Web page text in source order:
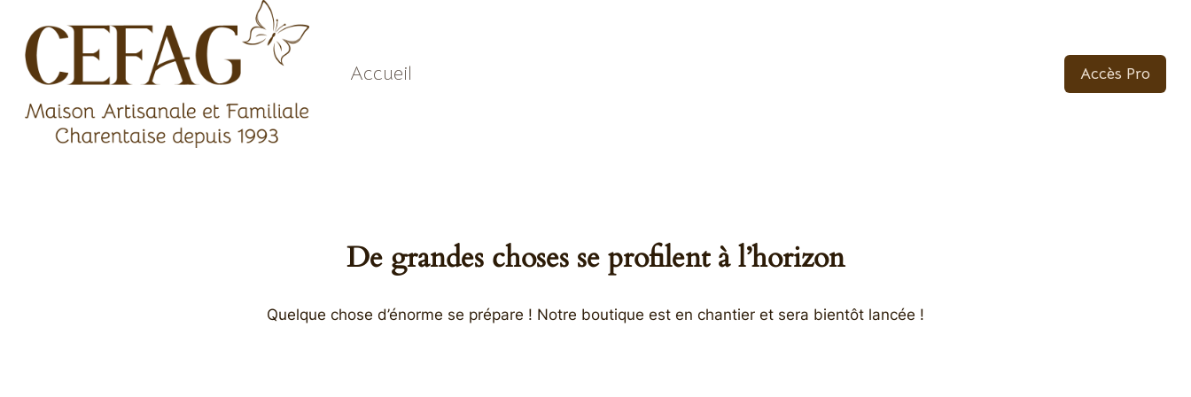
contenu
Accueil Accès Pro
De grandes choses se profilent à l’horizon
Quelque chose d’énorme se prépare ! Notre boutique est en chantier et sera bientôt lancée !